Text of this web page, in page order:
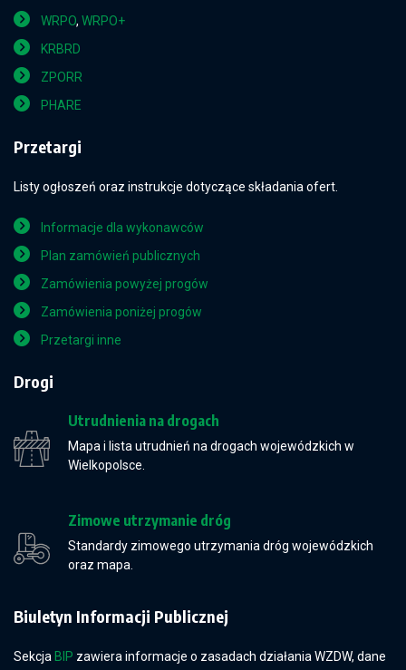
WRPO, WRPO+
KRBRD
ZPORR
PHARE
Przetargi
Listy ogłoszeń oraz instrukcje dotyczące składania ofert.
Informacje dla wykonawców
Plan zamówień publicznych
Zamówienia powyżej progów
Zamówienia poniżej progów
Przetargi inne
Drogi
Utrudnienia na drogach
Mapa i lista utrudnień na drogach wojewódzkich w
Wielkopolsce.
Zimowe utrzymanie dróg
Standardy zimowego utrzymania dróg wojewódzkich
oraz mapa.
Biuletyn Informacji Publicznej
Sekcja BIP zawiera informacje o zasadach działania WZDW, dane